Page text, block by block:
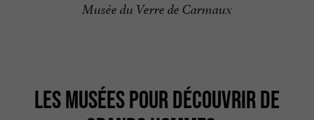
Musée du Verre de Carmaux
LES MUSÉES POUR DÉCOUVRIR DE